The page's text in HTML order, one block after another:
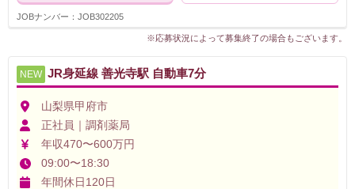
JOBナンバー：JOB302205
※応募状況によって募集終了の場合もございます。
NEW JR身延線 善光寺駅 自動車7分
山梨県甲府市
正社員｜調剤薬局
年収470〜600万円
09:00〜18:30
年間休日120日